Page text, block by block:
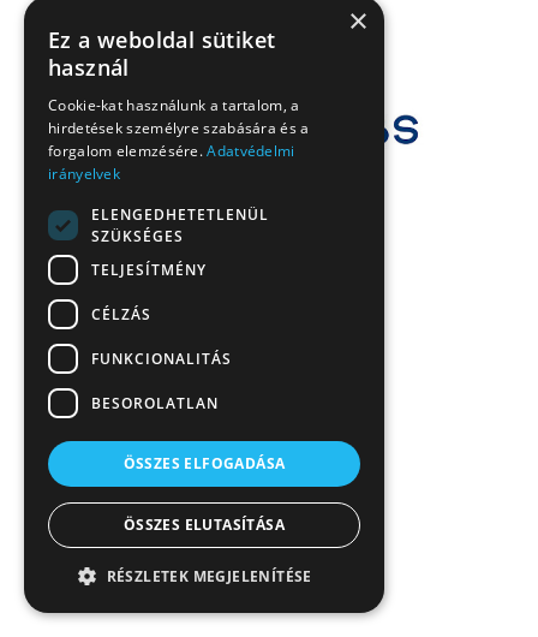
×
Ez a weboldal sütiket
használ
Cookie-kat használunk a tartalom, a
hirdetések személyre szabására és a
forgalom elemzésére.Adatvédelmi
irányelvek
ELENGEDHETETLENÜL
SZÜKSÉGES
TELJESÍTMÉNY
CÉLZÁS
FUNKCIONALITÁS
BESOROLATLAN
ÖSSZES ELFOGADÁSA
ÖSSZES ELUTASÍTÁSA
RÉSZLETEK MEGJELENÍTÉSE